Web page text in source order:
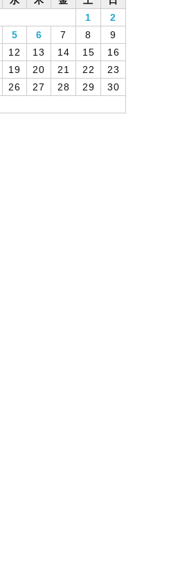
1
2
5 6 7 8
9
12 13 14 15
16
19 20 21 22
23
26 27 28 29
30